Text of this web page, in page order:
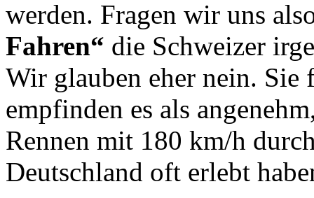
werden. Fragen wir uns
Fahren“ die Schweizer
Wir glauben eher nein.
empfinden es als
Rennen mit 180 km/h
Deutschland oft erlebt